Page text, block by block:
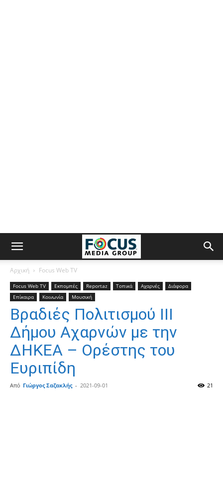
Αρχική Focus Web TV
Focus Web TV Εκπομπές Reportaz Τοπικά Αχαρνές
Διάφορα
Επίκαιρα
Κοινωνία Μουσική
Βραδιές Πολιτισμού ΙΙΙ
Δήμου Αχαρνών με την
ΔΗΚΕΑ – Ορέστης του
Ευριπίδη
Από Γιώργος Σαζακλής - 2021-09-01 21